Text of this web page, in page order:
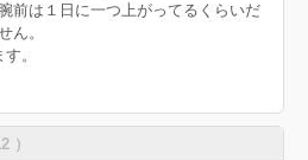
前は１日に一つ上がってるくらいだ
ん。
。
）